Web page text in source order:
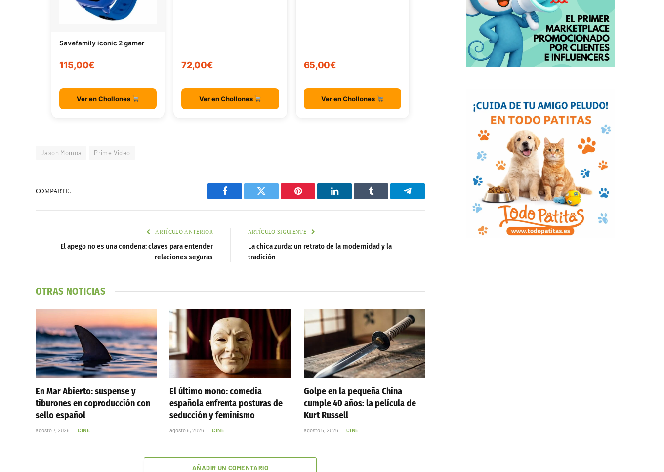
Savefamily iconic 2 gamer
115,00€
Ver en Chollones
72,00€
Ver en Chollones
65,00€
Ver en Chollones
Jason Momoa Prime Video
COMPARTE.
Facebook Twitter Pinterest LinkedIn Tumblr Telegram
ARTÍCULO ANTERIOR
El apego no es una condena: claves para entender
relaciones seguras
ARTÍCULO SIGUIENTE
La chica zurda: un retrato de la modernidad y la
tradición
OTRAS NOTICIAS
En Mar Abierto: suspense y
tiburones en coproducción con
sello español
agosto 7, 2026 CINE
El último mono: comedia
española enfrenta posturas de
seducción y feminismo
agosto 6, 2026 CINE
Golpe en la pequeña China
cumple 40 años: la película de
Kurt Russell
agosto 5, 2026 CINE
AÑADIR UN COMENTARIO